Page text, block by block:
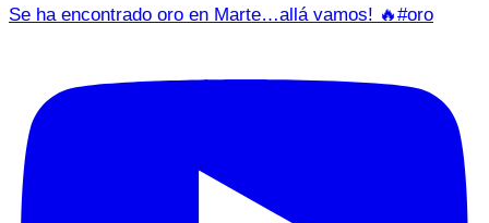
Se ha encontrado oro en Marte…allá vamos! 🔥#oro